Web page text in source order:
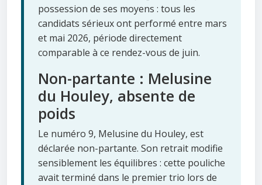
possession de ses moyens : tous les
candidats sérieux ont performé entre mars
et mai 2026, période directement
comparable à ce rendez-vous de juin.
Non-partante : Melusine
du Houley, absente de
poids
Le numéro 9, Melusine du Houley, est
déclarée non-partante. Son retrait modifie
sensiblement les équilibres : cette pouliche
avait terminé dans le premier trio lors de